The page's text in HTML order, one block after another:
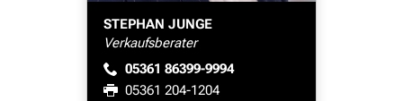
STEPHAN JUNGE
Verkaufsberater
05361 86399-9994
05361 204-1204